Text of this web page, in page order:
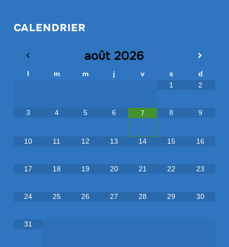
CALENDRIER
août 2026
l m m j v s
d
1
2
3 4 5 6 7 8 9
10 11 12 13 14 15 16
17 18 19 20 21 22 23
24 25 26 27 28 29 30
31